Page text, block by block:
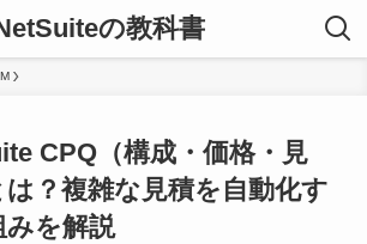
の教科書
CPQ（構成・価格・見
は？複雑な見積を自動化す
みを解説